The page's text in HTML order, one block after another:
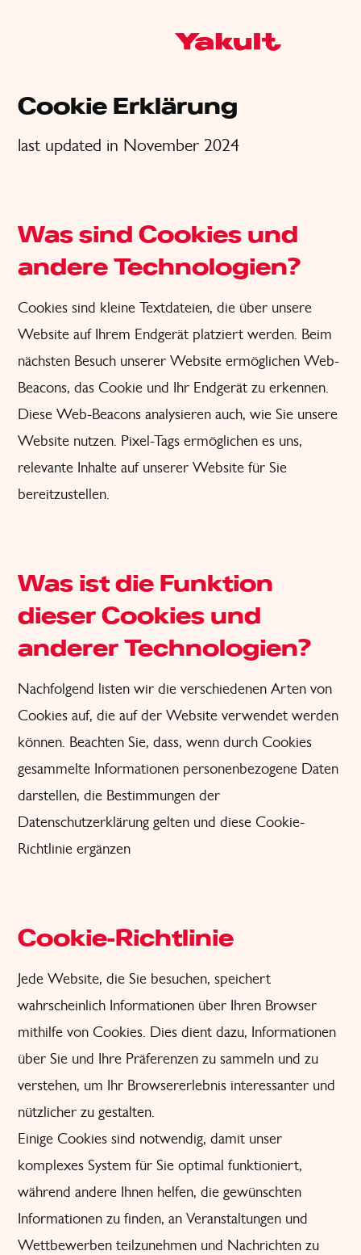
Cookie Erklärung
last updated in November 2024
Was sind Cookies und
andere Technologien?
Cookies sind kleine Textdateien, die über unsere
Website auf Ihrem Endgerät platziert werden. Beim
nächsten Besuch unserer Website ermöglichen Web-
Beacons, das Cookie und Ihr Endgerät zu erkennen.
Diese Web-Beacons analysieren auch, wie Sie unsere
Website nutzen. Pixel-Tags ermöglichen es uns,
relevante Inhalte auf unserer Website für Sie
bereitzustellen.
Was ist die Funktion
dieser Cookies und
anderer Technologien?
Nachfolgend listen wir die verschiedenen Arten von
Cookies auf, die auf der Website verwendet werden
können. Beachten Sie, dass, wenn durch Cookies
gesammelte Informationen personenbezogene Daten
darstellen, die Bestimmungen der
Datenschutzerklärung gelten und diese Cookie-
Richtlinie ergänzen
Cookie-Richtlinie
Jede Website, die Sie besuchen, speichert
wahrscheinlich Informationen über Ihren Browser
mithilfe von Cookies. Dies dient dazu, Informationen
über Sie und Ihre Präferenzen zu sammeln und zu
verstehen, um Ihr Browsererlebnis interessanter und
nützlicher zu gestalten.
Einige Cookies sind notwendig, damit unser
komplexes System für Sie optimal funktioniert,
während andere Ihnen helfen, die gewünschten
Informationen zu finden, an Veranstaltungen und
Wettbewerben teilzunehmen und Nachrichten zu